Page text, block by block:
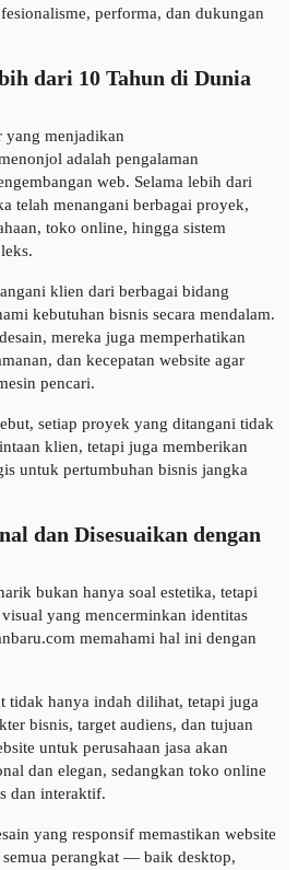
performa, dan dukungan
dari 10 Tahun di Dunia
yang menjadikan
adalah pengalaman
web. Selama lebih dari
telah menangani berbagai proyek,
toko online, hingga sistem
klien dari berbagai bidang
kebutuhan bisnis secara mendalam.
mereka juga memperhatikan
dan kecepatan website agar
pencari.
setiap proyek yang ditangani tidak
klien, tetapi juga memberikan
untuk pertumbuhan bisnis jangka
dan Disesuaikan dengan
bukan hanya soal estetika, tetapi
yang mencerminkan identitas
memahami hal ini dengan
tidak hanya indah dilihat, tetapi juga
bisnis, target audiens, dan tujuan
untuk perusahaan jasa akan
dan elegan, sedangkan toko online
dan interaktif.
yang responsif memastikan website
perangkat — baik desktop,